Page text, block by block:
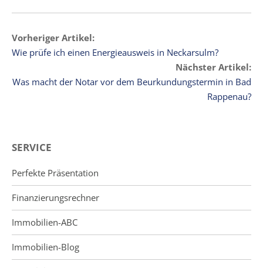
Vorheriger Artikel:
Wie prüfe ich einen Energieausweis in Neckarsulm?
Nächster Artikel:
Was macht der Notar vor dem Beurkundungstermin in Bad
Rappenau?
SERVICE
Perfekte Präsentation
Finanzierungsrechner
Immobilien-ABC
Immobilien-Blog